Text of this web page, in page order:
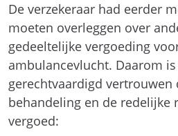
De verzekeraar had eerder
moeten overleggen over
gedeeltelijke vergoeding
ambulancevlucht. Daarom
gerechtvaardigd vertrouwen
behandeling en de redelijke
vergoed: